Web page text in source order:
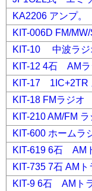
KA2206 アンプ
KIT-006D FM/
KIT-10 中波ラ
KIT-12 4石 AMラ
KIT-17 1IC+2TR
KIT-18 FMラジオ
KIT-210 AM/FM ラ
KIT-600 ホーム
KIT-619 6石 AM
KIT-735 7石 AM
KIT-9 6石 AMト